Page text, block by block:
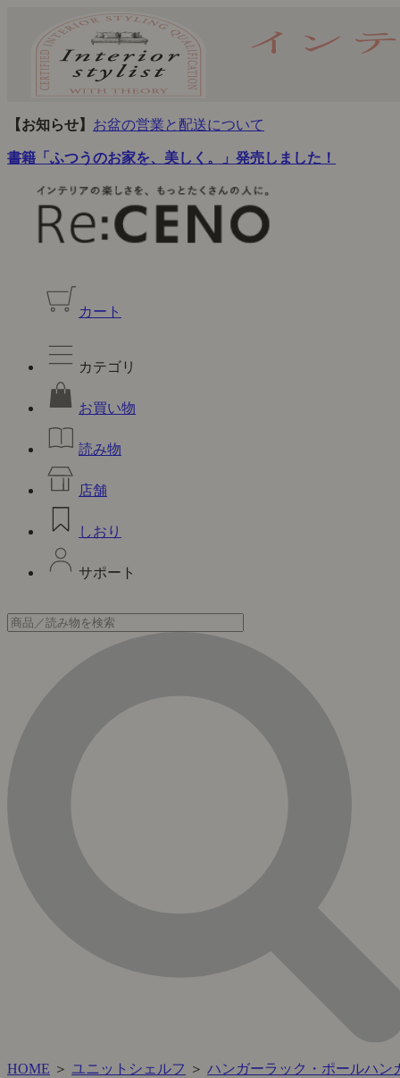
【お知らせ】 お盆の営業と配送について
書籍「ふつうのお家を、美しく。」発売しました！
カート
カテゴリ
お買い物
読み物
店舗
しおり
サポート
HOME ＞ ユニットシェルフ ＞ ハンガーラック・ポールハン